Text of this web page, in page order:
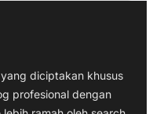
diciptakan khusus
profesional dengan